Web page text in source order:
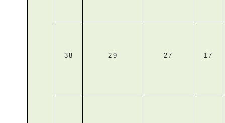
38 29 27 17